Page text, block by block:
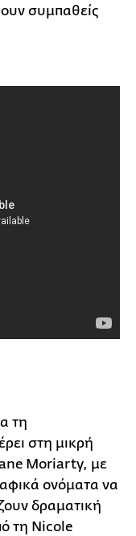
συμπαθείς
τη
στη μικρή
Moriarty, με
ονόματα να
δραματική
τη Nicole